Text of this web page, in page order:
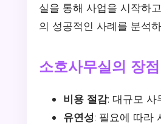
실을 통해 사업을 시작하
의 성공적인 사례를 분석
소호사무실의 장점
비용 절감: 대규모 사
유연성: 필요에 따라